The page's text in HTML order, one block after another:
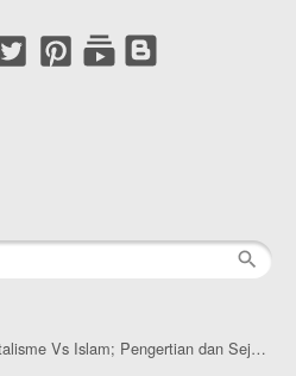
Vs Islam; Pengertian dan Sejarah